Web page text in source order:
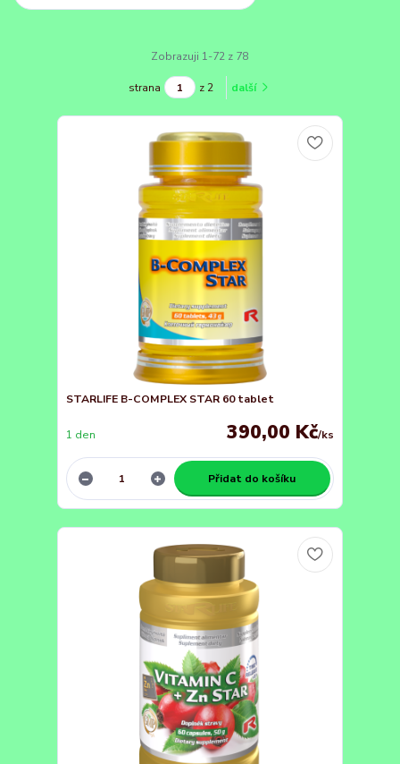
Zobrazuji 1-72 z 78
strana z 2 další
STARLIFE B-COMPLEX STAR 60 tablet
390,00 Kč/ks
1 den
Přidat do košíku